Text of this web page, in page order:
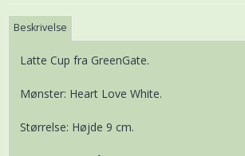
Beskrivelse
Latte Cup fra GreenGate.
Mønster: Heart Love White.
Størrelse: Højde 9 cm.